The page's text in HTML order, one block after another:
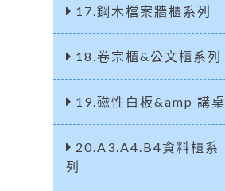
17.鋼木檔案牆櫃系列
18.卷宗櫃&公文櫃系列
19.磁性白板&amp 講桌
20.A3.A4.B4資料櫃系
列